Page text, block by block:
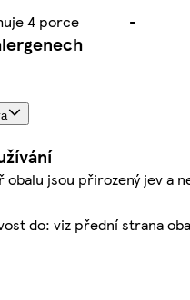
4 porce -
jsou přirozený jev a
do: viz přední strana